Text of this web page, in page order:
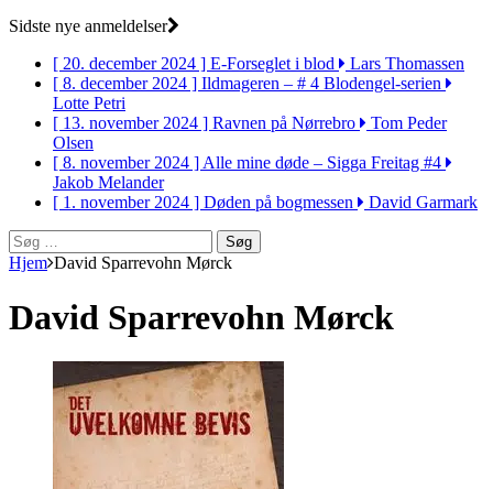
Sidste nye anmeldelser
[ 20. december 2024 ] E-Forseglet i blod
Lars Thomassen
[ 8. december 2024 ] Ildmageren – # 4 Blodengel-serien
Lotte Petri
[ 13. november 2024 ] Ravnen på Nørrebro
Tom Peder
Olsen
[ 8. november 2024 ]Alle mine døde – Sigga Freitag #4
Jakob Melander
[ 1. november 2024 ] Døden på bogmessen
David Garmark
Søg
efter:
Hjem David Sparrevohn Mørck
David Sparrevohn Mørck